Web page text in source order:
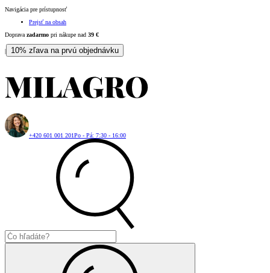
Navigácia pre prístupnosť
Prejsť na obsah
Doprava zadarmo pri nákupe nad 39 €
| 10% zľava na prvú objednávku
+420 601 001 201Po - Pá: 7:30 - 16:00